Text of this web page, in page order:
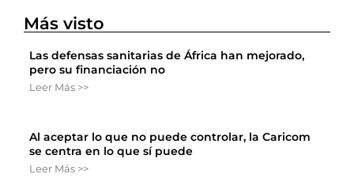
Más visto
Las defensas sanitarias de África han mejorado,
pero su financiación no
Leer Más >>
Al aceptar lo que no puede controlar, la Caricom
se centra en lo que sí puede
Leer Más >>